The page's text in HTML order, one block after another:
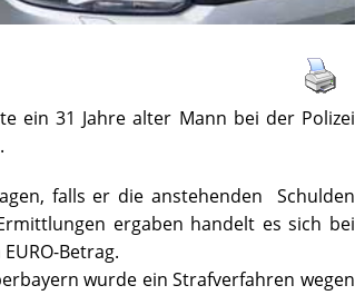
ein 31 Jahre alter Mann bei der Polizei
falls er die anstehenden Schulden
ergaben handelt es sich bei
Betrag.
wurde ein Strafverfahren wegen